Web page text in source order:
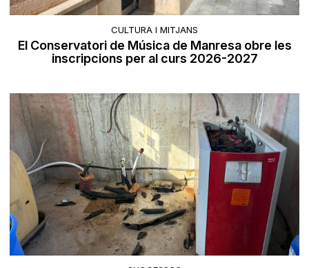
CULTURA I MITJANS
El Conservatori de Música de Manresa obre les
inscripcions per al curs 2026-2027